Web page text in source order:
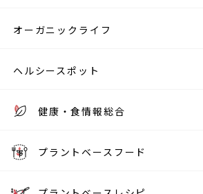
オーガニックライフ
ヘルシースポット
健康・食情報総合
プラントベースフード